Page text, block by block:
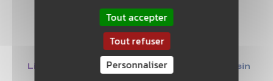
Tout accepter
Tout refuser
Personnaliser
Livraison offerte
Retrait en magasin